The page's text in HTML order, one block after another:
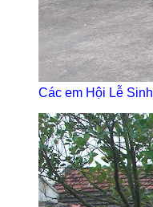
Các em Hội Lễ Sinh